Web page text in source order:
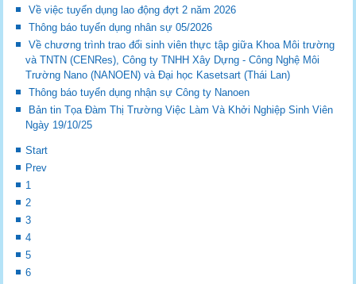
Về việc tuyển dụng lao động đợt 2 năm 2026
Thông báo tuyển dụng nhân sự 05/2026
Về chương trình trao đổi sinh viên thực tập giữa Khoa Môi trường
và TNTN (CENRes), Công ty TNHH Xây Dựng - Công Nghệ Môi
Trường Nano (NANOEN) và Đại học Kasetsart (Thái Lan)
Thông báo tuyển dụng nhận sự Công ty Nanoen
Bản tin Tọa Đàm Thị Trường Việc Làm Và Khởi Nghiệp Sinh Viên
Ngày 19/10/25
Start
Prev
1
2
3
4
5
6